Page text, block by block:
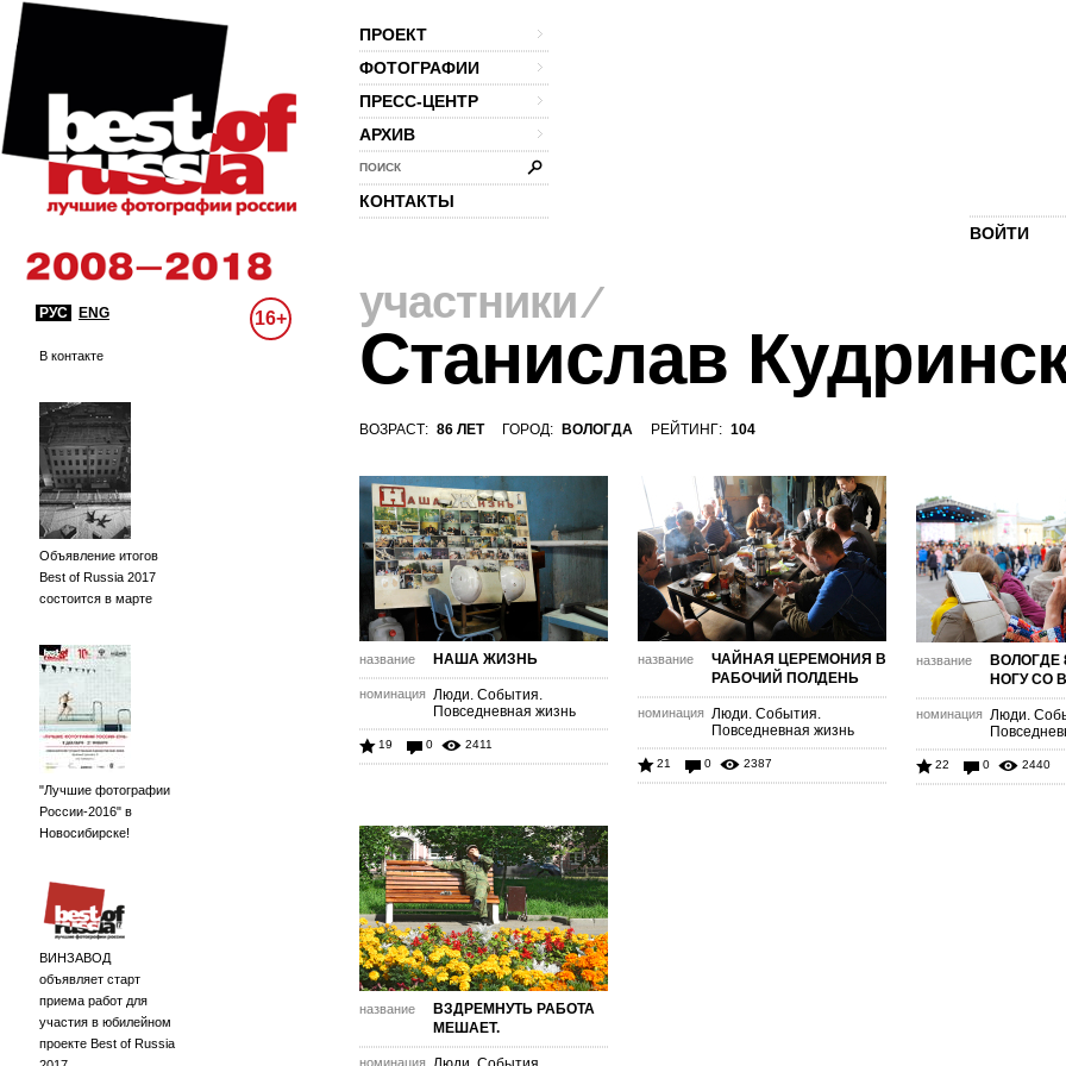
ПРОЕКТ
ФОТОГРАФИИ
ПРЕСС-ЦЕНТР
АРХИВ
ПОИСК
КОНТАКТЫ
ВОЙТИ
РУС ENG 16+
В контакте
Объявление итогов
Best of Russia 2017
состоится в марте
"Лучшие фотографии
России-2016" в
Новосибирске!
ВИНЗАВОД
объявляет старт
приема работ для
участия в юбилейном
проекте Best of Russia
участники⁄
Станислав
ВОЗРАСТ: 86 ЛЕТ ГОРОД: ВОЛОГДА РЕЙТИНГ: 104
название НАША ЖИЗНЬ
номинация Люди. События.
Повседневная жизнь
19 0 2411
название
ЧАЙНАЯ ЦЕРЕМОНИЯ В
РАБОЧИЙ ПОЛДЕНЬ
номинация Люди. События.
Повседневная жизнь
21 0 2387
название
ВОЛОГДЕ
НОГУ СО
номинация Люди.
22 0 2440
название
ВЗДРЕМНУТЬ РАБОТА
МЕШАЕТ.
номинация